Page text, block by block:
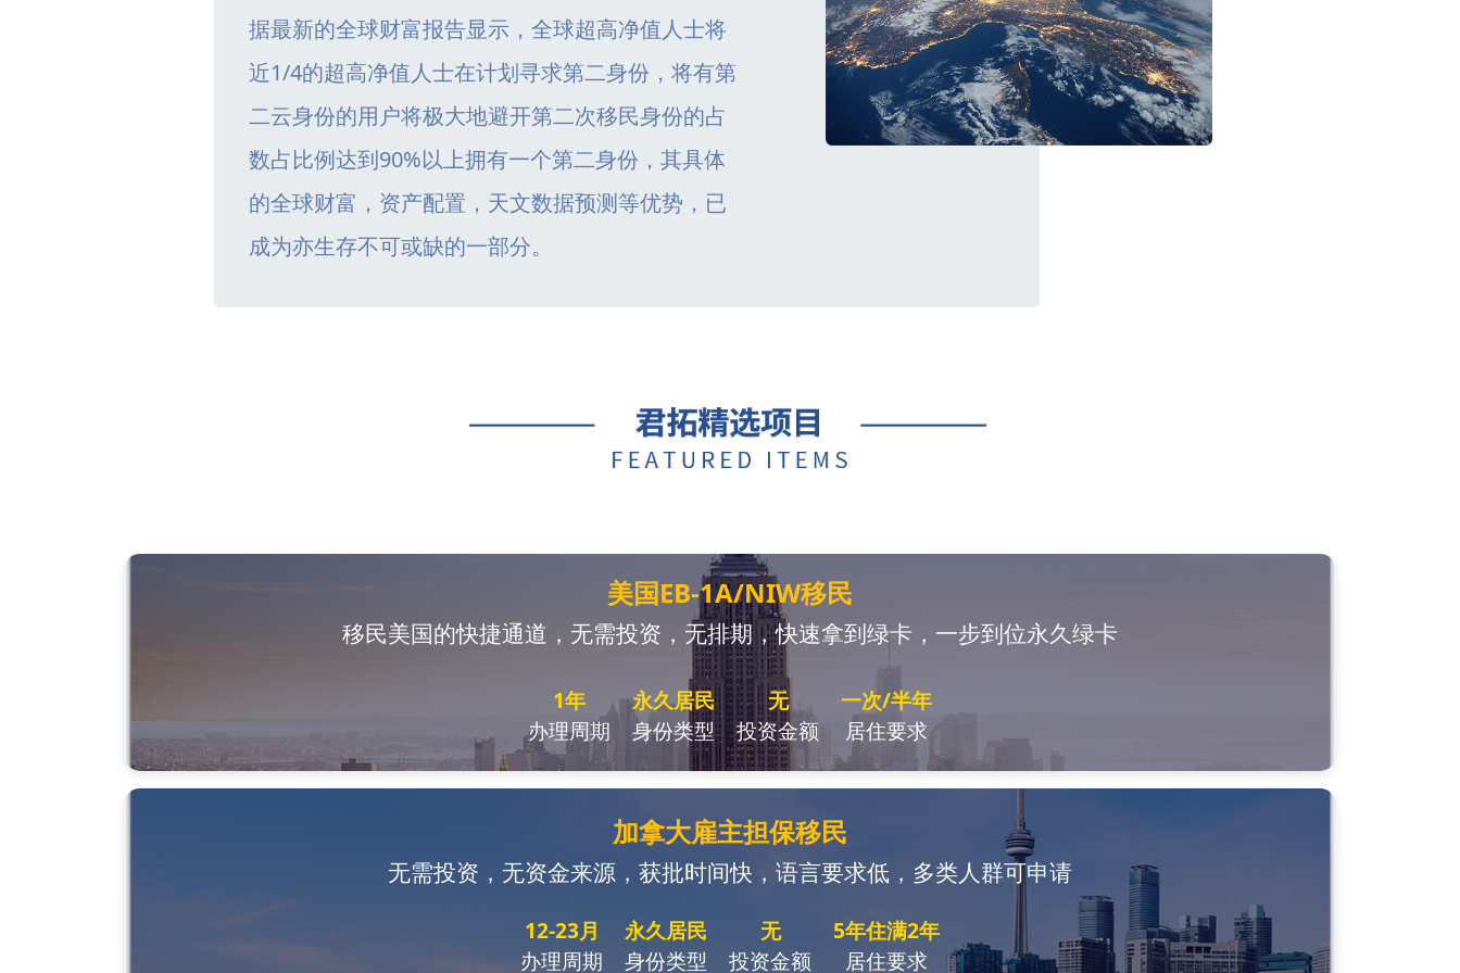
据最新的全球财富报告显示，全球超高净值人士将
近1/4的超高净值人士在计划寻求第二身份，将有第
二云身份的用户将极大地避开第二次移民身份的占
数占比例达到90%以上拥有一个第二身份，其具体
的全球财富，资产配置，天文数据预测等优势，已
成为亦生存不可或缺的一部分。
美国EB-1A/NIW移民
移民美国的快捷通道，无需投资，无排期，快速拿到绿卡，一步到位永久绿卡
1年
办理周期
永久居民
身份类型
无
投资金额
一次/半年
居住要求
加拿大雇主担保移民
无需投资，无资金来源，获批时间快，语言要求低，多类人群可申请
12-23月
办理周期
永久居民
身份类型
无
投资金额
5年住满2年
居住要求